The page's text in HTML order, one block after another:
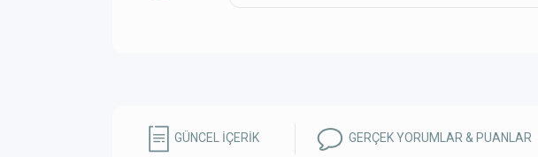
GÜNCEL İÇERİK GERÇEK YORUMLAR & PUANLAR